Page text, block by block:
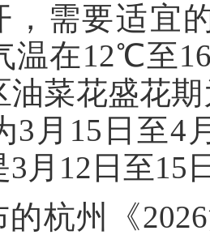
，需要适
温在12℃至
油菜花盛花
3月15日至4
月12日至15
杭州《